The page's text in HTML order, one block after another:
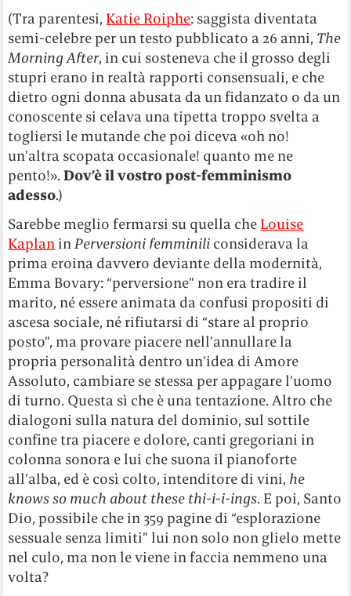
(Tra parentesi, Katie Roiphe: saggista diventata
semi-celebre per un testo pubblicato a 26 anni, The
Morning After, in cui sosteneva che il grosso degli
stupri erano in realtà rapporti consensuali, e che
dietro ogni donna abusata da un fidanzato o da un
conoscente si celava una tipetta troppo svelta a
togliersi le mutande che poi diceva «oh no!
un’altra scopata occasionale! quanto me ne
pento!».Dov’è il vostro post-femminismo
adesso.)
Sarebbe meglio fermarsi su quella che Louise
Kaplan inPerversioni femminili considerava la
prima eroina davvero deviante della modernità,
Emma Bovary: “perversione” non era tradire il
marito, né essere animata da confusi propositi di
ascesa sociale, né rifiutarsi di “stare al proprio
posto”, ma provare piacere nell’annullare la
propria personalità dentro un’idea di Amore
Assoluto, cambiare se stessa per appagare l’uomo
di turno. Questa sì che è una tentazione. Altro che
dialogoni sulla natura del dominio, sul sottile
confine tra piacere e dolore, canti gregoriani in
colonna sonora e lui che suona il pianoforte
all’alba, ed è così colto, intenditore di vini, he
knows so much about these thi-i-i-ings. E poi, Santo
Dio, possibile che in 359 pagine di “esplorazione
sessuale senza limiti” lui non solo non glielo mette
nel culo, ma non le viene in faccia nemmeno una
volta?